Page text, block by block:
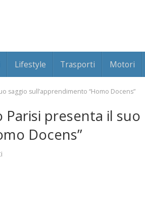
Lifestyle Trasporti Motori
saggio sull’apprendimento “Homo Docens”
presenta il suo
Docens”